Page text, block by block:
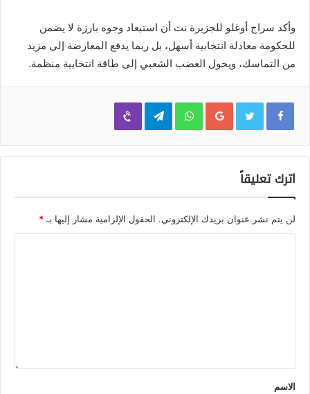
وأكد سراج أوغلو للجزيرة نت أن استبعاد وجوه بارزة لا يضمن
للحكومة معادلة انتخابية أسهل، بل ربما يدفع المعارضة إلى مزيد
من التماسك، ويحول الغضب الشعبي إلى طاقة انتخابية منظمة.
Google+
WhatsApp
Telegram
Viber
اترك تعليقاً
لن يتم نشر عنوان بريدك الإلكتروني. الحقول الإلزامية مشار إليها بـ *
الاسم